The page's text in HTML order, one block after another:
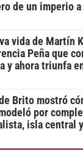
de un imperio
vida de Martín
Peña que
y ahora triunfa
Brito mostró
por
isla central